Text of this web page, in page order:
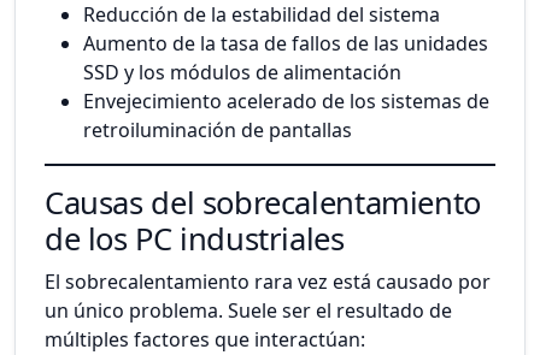
Reducción de la estabilidad del sistema
Aumento de la tasa de fallos de las unidades
SSD y los módulos de alimentación
Envejecimiento acelerado de los sistemas de
retroiluminación de pantallas
Causas del sobrecalentamiento
de los PC industriales
El sobrecalentamiento rara vez está causado por
un único problema. Suele ser el resultado de
múltiples factores que interactúan: